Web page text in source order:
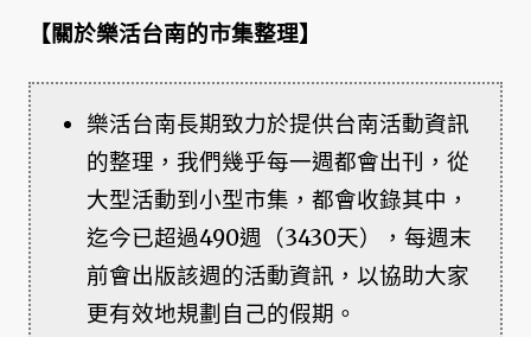
【關於樂活台南的市集整理】
樂活台南長期致力於提供台南活動資訊
的整理，我們幾乎每一週都會出刊，從
大型活動到小型市集，都會收錄其中，
迄今已超過490週（3430天），每週末
前會出版該週的活動資訊，以協助大家
更有效地規劃自己的假期。